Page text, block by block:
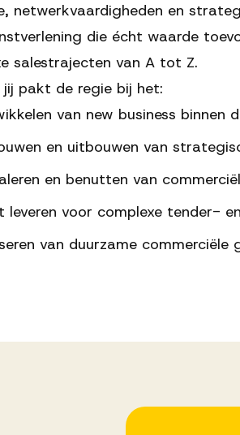
netwerkvaardigheden en
die écht waarde
salestrajecten van A tot Z.
jij pakt de regie bij het:
van new business binnen
en uitbouwen van
en benutten van
leveren voor complexe tender-
van duurzame